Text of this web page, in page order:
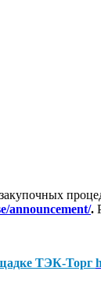
announcement/.
ТЭК-Торг